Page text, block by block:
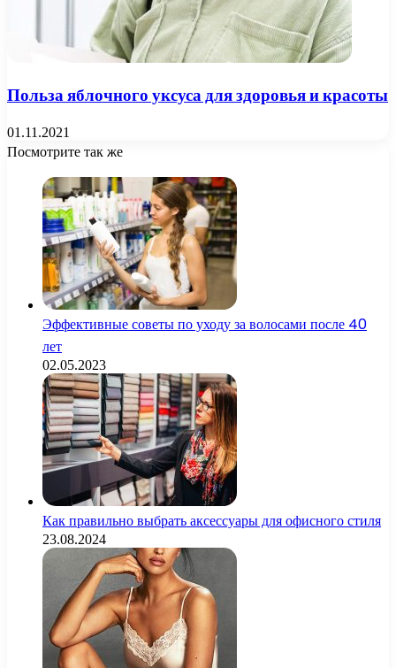
Польза яблочного уксуса для здоровья и красоты
01.11.2021
Посмотрите так же
Эффективные советы по уходу за волосами после 40
лет
02.05.2023
Как правильно выбрать аксессуары для офисного стиля
23.08.2024